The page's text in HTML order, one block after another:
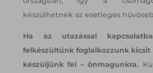
készülhetnek az esetleges
Ha az utazással
felkészültünk foglalkozzunk kicsit
készüljünk fel – önmagunkra.